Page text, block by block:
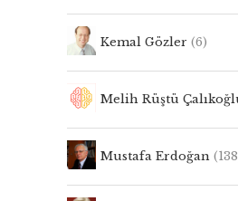
Kemal Gözler (6)
Melih Rüştü
Mustafa Erdoğan